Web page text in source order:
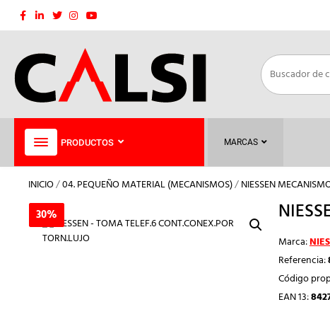
Saltar
PRODUCTOS MARCAS
INICIO/04. PEQUEÑO MATERIAL (MECANISMOS)/NIESSEN
30%
Marca:
Referencia:
Código
EAN 13:
30%